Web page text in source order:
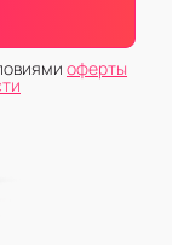
оферты